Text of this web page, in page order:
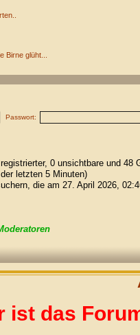
Birne glüht...
Passwort:
0 unsichtbare und 48
letzten 5 Minuten)
die am 27. April 2026,
ist das